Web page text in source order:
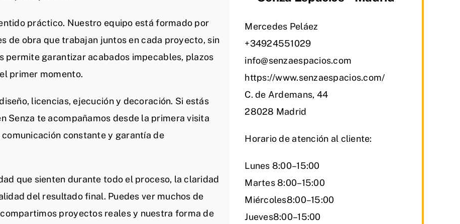
práctico. Nuestro equipo está formado por
de obra que trabajan juntos en cada proyecto, sin
permite garantizar acabados impecables, plazos
primer momento.
licencias, ejecución y decoración. Si estás
Senza te acompañamos desde la primera visita
constante y garantía de
que sienten durante todo el proceso, la claridad
del resultado final. Puedes ver muchos de
proyectos reales y nuestra forma de
Mercedes Peláez
+34924551029
info@senzaespacios.com
https://www.senzaespacios.com/
C. de Ardemans, 44
28028 Madrid
Horario de atención al cliente:
Lunes 8:00–15:00
Martes 8:00–15:00
Miércoles8:00–15:00
Jueves8:00–15:00